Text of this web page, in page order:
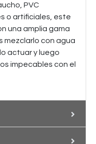
PVC
o artificiales, este
una amplia gama
mezclarlo con agua
actuar y luego
impecables con el